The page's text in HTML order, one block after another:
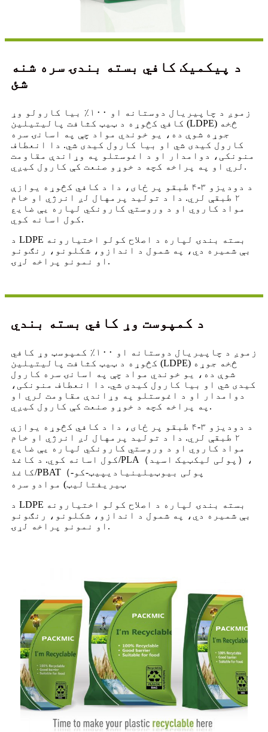
د پیکمیک کافي بسته بندۍ سره شنه
شئ
زموږ د چاپیریال دوستانه او ۱۰۰٪ بیا کارولو وړ
کافي کڅوړه د ټیټ کثافت پالیتیلین (LDPE) څخه
جوړه شوې ده، یو خوندي مواد چې په اسانۍ سره
کارول کیدی شي او بیا کارول کیدی شي. دا انعطاف
منونکی، دوامدار او د اغوستلو په وړاندې مقاومت
لري او په پراخه کچه د خوړو صنعت کې کارول کیږي.
د دودیزو ۳-۴ طبقو پر ځای، دا د کافي کڅوړه یوازې
۲ طبقې لري. دا د تولید پرمهال لږ انرژي او خام
مواد کاروي او د وروستي کارونکي لپاره یې ضایع
کول اسانه کوي.
د LDPE بسته بندۍ لپاره د اصلاح کولو اختیارونه
بې شمیره دي، په شمول د اندازو، شکلونو، رنګونو
او نمونو پراخه لړۍ.
د کمپوست وړ کافي بسته بندي
زموږ د چاپیریال دوستانه او ۱۰۰٪ کمپوسټ وړ کافي
کڅوړه د ټیټ کثافت پالیتیلین (LDPE) څخه جوړه
شوې ده، یو خوندي مواد چې په اسانۍ سره کارول
کیدی شي او بیا کارول کیدی شي. دا انعطاف منونکی،
دوامدار او د اغوستلو په وړاندې مقاومت لري او
په پراخه کچه د خوړو صنعت کې کارول کیږي.
د دودیزو ۳-۴ طبقو پر ځای، دا د کافي کڅوړه یوازې
۲ طبقې لري. دا د تولید پرمهال لږ انرژي او خام
مواد کاروي او د وروستي کارونکي لپاره یې ضایع
کول اسانه کوي. د کاغذ/PLA（پولی لیکټیک اسید）،
کاغذ/PBAT（پولی بیوټیلینیادیپیټ-کو-
ټیریفتالیټ) موادو سره
د LDPE بسته بندۍ لپاره د اصلاح کولو اختیارونه
بې شمیره دي، په شمول د اندازو، شکلونو، رنګونو
او نمونو پراخه لړۍ.